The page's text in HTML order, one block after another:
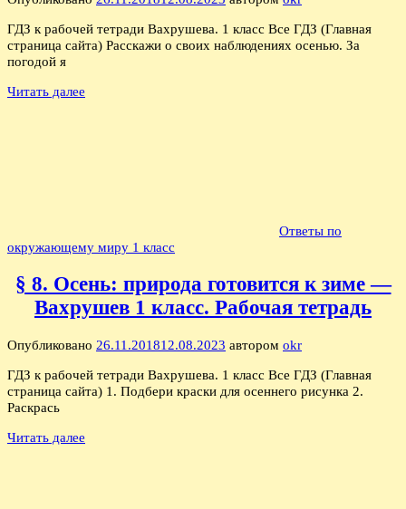
ГДЗ к рабочей тетради Вахрушева. 1 класс Все ГДЗ (Главная
страница сайта) Расскажи о своих наблюдениях осенью. За
погодой я
Читать далее
Ответы по
окружающему миру 1 класс
§ 8. Осень: природа готовится к зиме —
Вахрушев 1 класс. Рабочая тетрадь
Опубликовано 26.11.201812.08.2023 автором okr
ГДЗ к рабочей тетради Вахрушева. 1 класс Все ГДЗ (Главная
страница сайта) 1. Подбери краски для осеннего рисунка 2.
Раскрась
Читать далее